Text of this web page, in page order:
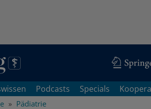
Podcasts Specials
Pädiatrie